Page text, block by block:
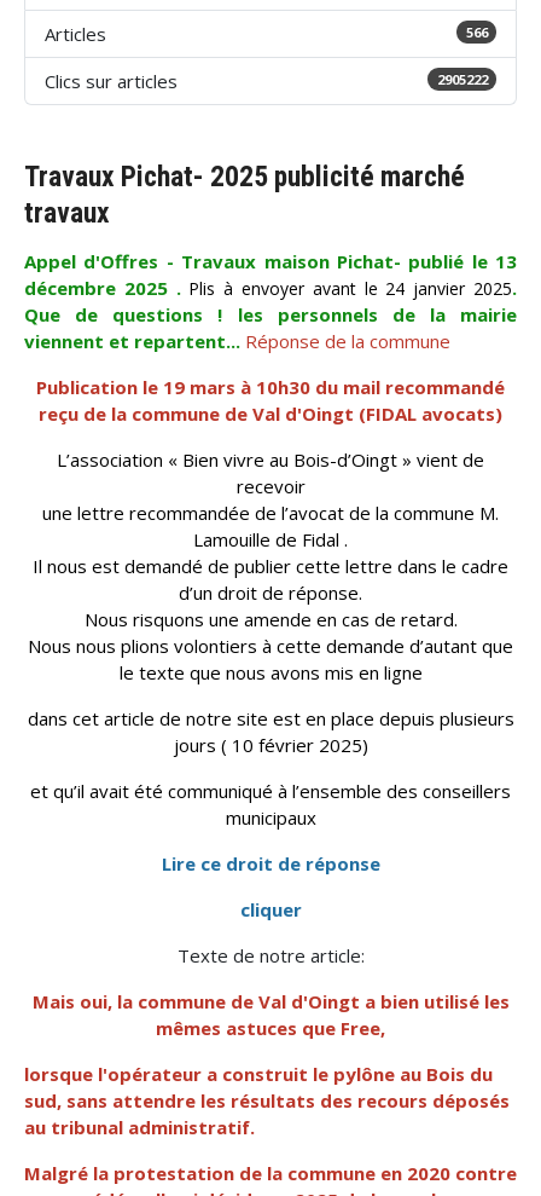
Articles 566
Clics sur articles 2905222
Travaux Pichat- 2025 publicité marché
travaux
Appel d'Offres - Travaux maison Pichat- publié le 13
décembre 2025 . Plis à envoyer avant le 24 janvier 2025.
Que de questions ! les personnels de la mairie
viennent et repartent... Réponse de la commune
Publication le 19 mars à 10h30 du mail recommandé
reçu de la commune de Val d'Oingt (FIDAL avocats)
L’association « Bien vivre au Bois-d’Oingt » vient de
recevoir
une lettre recommandée de l’avocat de la commune M.
Lamouille de Fidal .
Il nous est demandé de publier cette lettre dans le cadre
d’un droit de réponse.
Nous risquons une amende en cas de retard.
Nous nous plions volontiers à cette demande d’autant que
le texte que nous avons mis en ligne
dans cet article de notre site est en place depuis plusieurs
jours ( 10 février 2025)
et qu’il avait été communiqué à l’ensemble des conseillers
municipaux
Lire ce droit de réponse
cliquer
Texte de notre article:
Mais oui, la commune de Val d'Oingt a bien utilisé les
mêmes astuces que Free,
lorsque l'opérateur a construit le pylône au Bois du
sud, sans attendre les résultats des recours déposés
au tribunal administratif.
Malgré la protestation de la commune en 2020 contre